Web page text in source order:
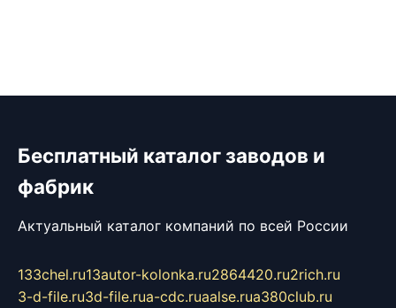
Бесплатный каталог заводов и
фабрик
Актуальный каталог компаний по всей России
133chel.ru13autor-kolonka.ru2864420.ru2rich.ru
3-d-file.ru3d-file.rua-cdc.ruaalse.rua380club.ru